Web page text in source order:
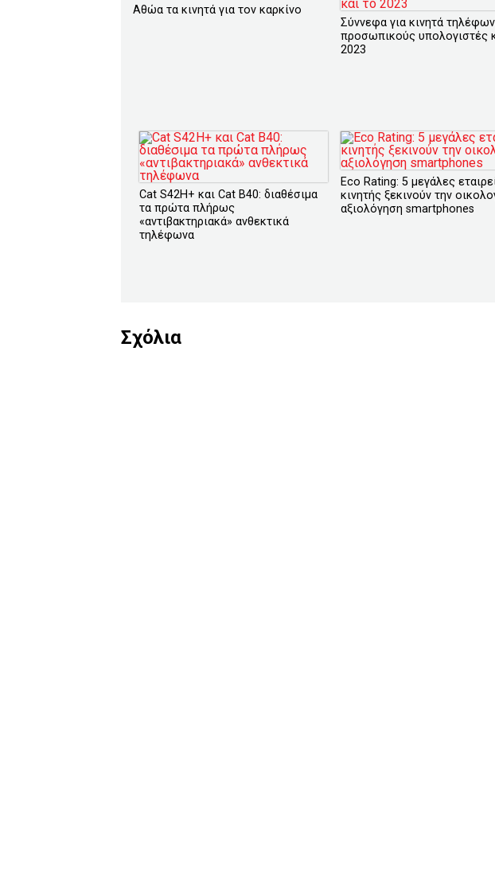
Αθώα τα κινητά για τον καρκίνο
Σύννεφα για κινητά
προσωπικούς υπολογιστές
2023
Cat S42H+ και Cat B40: διαθέσιμα
τα πρώτα πλήρως
«αντιβακτηριακά» ανθεκτικά
τηλέφωνα
Eco Rating: 5 μεγάλες
κινητής ξεκινούν την
αξιολόγηση smartphones
Σχόλια